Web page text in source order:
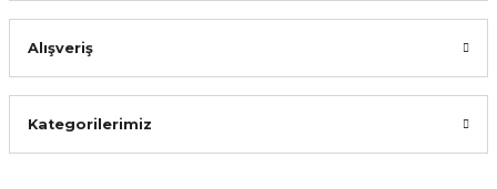
Alışveriş
Kategorilerimiz